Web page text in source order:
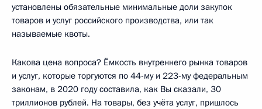
установлены обязательные минимальные доли закупок
товаров и услуг российского производства, или так
называемые квоты.
Какова цена вопроса? Ёмкость внутреннего рынка товаров
и услуг, которые торгуются по 44-му и 223-му федеральным
законам, в 2020 году составила, как Вы сказали, 30
триллионов рублей. На товары, без учёта услуг, пришлось